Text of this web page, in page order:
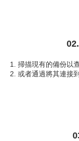
1. 掃描現有的備份以
2. 或者通過將其連接